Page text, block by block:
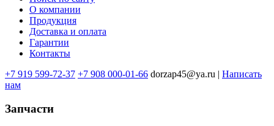
подвале
О компании
Продукция
Доставка и оплата
Гарантии
Контакты
+7 919 599-72-37 +7 908 000-01-66 dorzap45@ya.ru | Написать
нам
Запчасти